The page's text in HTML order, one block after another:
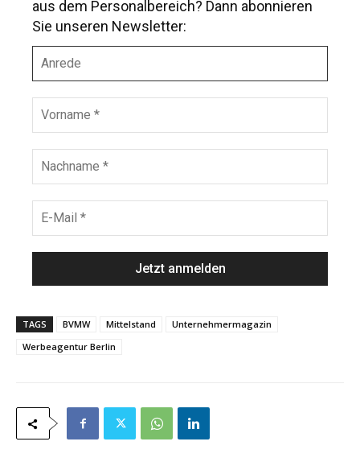
aus dem Personalbereich? Dann abonnieren
Sie unseren Newsletter:
r
e
e
r
n
m
c
h
a
M
a
l
TAGS BVMW Mittelstand
Unternehmermagazin
Werbeagentur Berlin